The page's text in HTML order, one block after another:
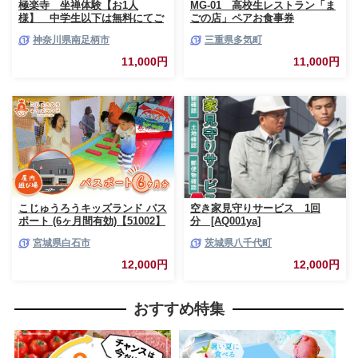
極楽寺 坐禅体験【お1人
様】 中学生以下は無料にてご
奈川県 南足柄市 】
神奈川県南足柄市
11,000円
MG-01 高校生レストラン「ま
ごの店」ペアお食事券
三重県多気町
11,000円
こじゅうろうキッズランド パス
ポート (6ヶ月間有効)【51002】
宮城県白石市
12,000円
空き家見守りサービス 1回
分 [AQ001ya]
茨城県八千代町
12,000円
おすすめ特集